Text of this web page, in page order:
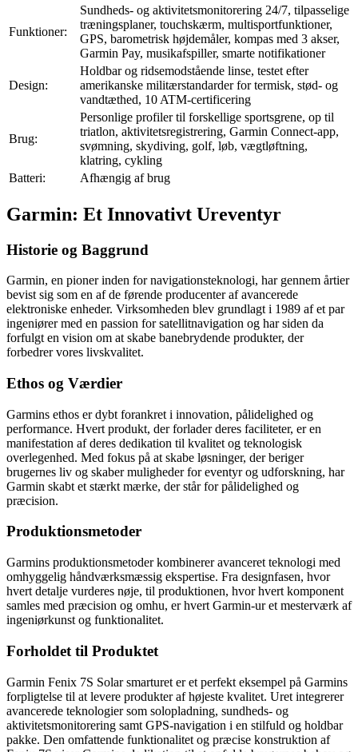
Funktioner:
Sundheds- og aktivitetsmonitorering 24/7, tilpasselige
træningsplaner, touchskærm, multisportfunktioner,
GPS, barometrisk højdemåler, kompas med 3 akser,
Garmin Pay, musikafspiller, smarte notifikationer
Design:
Holdbar og ridsemodstående linse, testet efter
amerikanske militærstandarder for termisk, stød- og
vandtæthed, 10 ATM-certificering
Brug:
Personlige profiler til forskellige sportsgrene, op til
triatlon, aktivitetsregistrering, Garmin Connect-app,
svømning, skydiving, golf, løb, vægtløftning,
klatring, cykling
Batteri:
Afhængig af brug
Garmin: Et Innovativt Ureventyr
Historie og Baggrund
Garmin, en pioner inden for navigationsteknologi, har gennem årtier
bevist sig som en af de førende producenter af avancerede
elektroniske enheder. Virksomheden blev grundlagt i 1989 af et par
ingeniører med en passion for satellitnavigation og har siden da
forfulgt en vision om at skabe banebrydende produkter, der
forbedrer vores livskvalitet.
Ethos og Værdier
Garmins ethos er dybt forankret i innovation, pålidelighed og
performance. Hvert produkt, der forlader deres faciliteter, er en
manifestation af deres dedikation til kvalitet og teknologisk
overlegenhed. Med fokus på at skabe løsninger, der beriger
brugernes liv og skaber muligheder for eventyr og udforskning, har
Garmin skabt et stærkt mærke, der står for pålidelighed og
præcision.
Produktionsmetoder
Garmins produktionsmetoder kombinerer avanceret teknologi med
omhyggelig håndværksmæssig ekspertise. Fra designfasen, hvor
hvert detalje vurderes nøje, til produktionen, hvor hvert komponent
samles med præcision og omhu, er hvert Garmin-ur et mesterværk af
ingeniørkunst og funktionalitet.
Forholdet til Produktet
Garmin Fenix 7S Solar smarturet er et perfekt eksempel på Garmins
forpligtelse til at levere produkter af højeste kvalitet. Uret integrerer
avancerede teknologier som solopladning, sundheds- og
aktivitetsmonitorering samt GPS-navigation i en stilfuld og holdbar
pakke. Den omfattende funktionalitet og præcise konstruktion af